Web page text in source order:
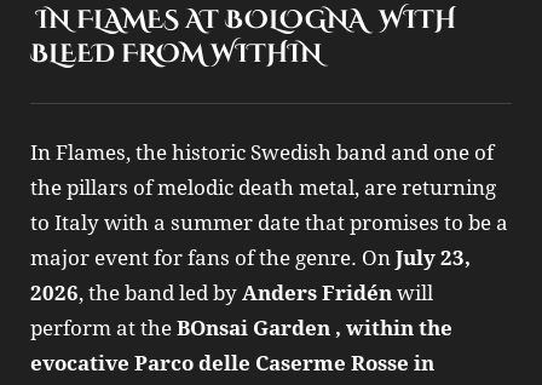
IN FLAMES AT BOLOGNA WITH
BLEED FROM WITHIN
In Flames, the historic Swedish band and one of
the pillars of melodic death metal, are returning
to Italy with a summer date that promises to be a
major event for fans of the genre. On July 23,
2026, the band led by Anders Fridén will
perform at the BOnsai Garden , within the
evocative Parco delle Caserme Rosse in